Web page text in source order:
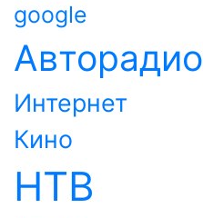
google
Авторадио
Интернет
Кино
НТВ